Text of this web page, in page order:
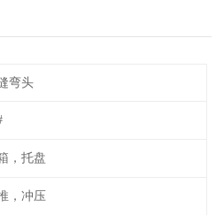
弯头
，托盘
，冲压